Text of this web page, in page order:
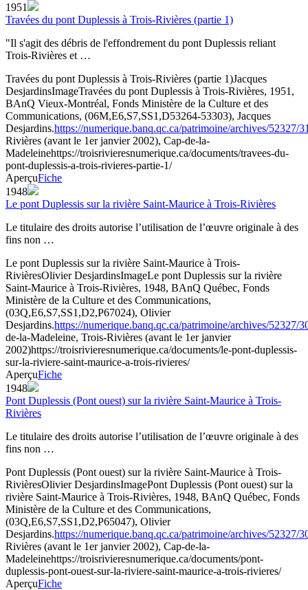
1951
Travées du pont Duplessis à Trois-Rivières (partie 1)
"Il s'agit des débris de l'effondrement du pont Duplessis reliant
Trois-Rivières et …
Travées du pont Duplessis à Trois-Rivières (partie 1)Jacques
DesjardinsImageTravées du pont Duplessis à Trois-Rivières, 1951,
BAnQ Vieux-Montréal, Fonds Ministère de la Culture et des
Communications, (06M,E6,S7,SS1,D53264-53303), Jacques
Desjardins.https://numerique.banq.qc.ca/patrimoine/archives/52327/
Rivières (avant le 1er janvier 2002), Cap-de-la-
Madeleinehttps://troisrivieresnumerique.ca/documents/travees-du-
pont-duplessis-a-trois-rivieres-partie-1/
AperçuFiche
1948
Le pont Duplessis sur la rivière Saint-Maurice à Trois-Rivières
Le titulaire des droits autorise l’utilisation de l’œuvre originale à des
fins non …
Le pont Duplessis sur la rivière Saint-Maurice à Trois-
RivièresOlivier DesjardinsImageLe pont Duplessis sur la rivière
Saint-Maurice à Trois-Rivières, 1948, BAnQ Québec, Fonds
Ministère de la Culture et des Communications,
(03Q,E6,S7,SS1,D2,P67024), Olivier
Desjardins.https://numerique.banq.qc.ca/patrimoine/archives/52327/
de-la-Madeleine, Trois-Rivières (avant le 1er janvier
2002)https://troisrivieresnumerique.ca/documents/le-pont-duplessis-
sur-la-riviere-saint-maurice-a-trois-rivieres/
AperçuFiche
1948
Pont Duplessis (Pont ouest) sur la rivière Saint-Maurice à Trois-
Rivières
Le titulaire des droits autorise l’utilisation de l’œuvre originale à des
fins non …
Pont Duplessis (Pont ouest) sur la rivière Saint-Maurice à Trois-
RivièresOlivier DesjardinsImagePont Duplessis (Pont ouest) sur la
rivière Saint-Maurice à Trois-Rivières, 1948, BAnQ Québec, Fonds
Ministère de la Culture et des Communications,
(03Q,E6,S7,SS1,D2,P65047), Olivier
Desjardins.https://numerique.banq.qc.ca/patrimoine/archives/52327/
Rivières (avant le 1er janvier 2002), Cap-de-la-
Madeleinehttps://troisrivieresnumerique.ca/documents/pont-
duplessis-pont-ouest-sur-la-riviere-saint-maurice-a-trois-rivieres/
AperçuFiche